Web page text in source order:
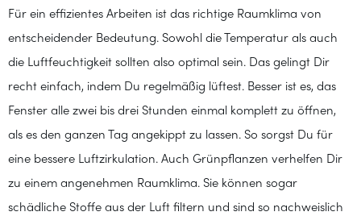
Für ein effizientes Arbeiten ist das richtige Raumklima von
entscheidender Bedeutung. Sowohl die Temperatur als auch
die Luftfeuchtigkeit sollten also optimal sein. Das gelingt Dir
recht einfach, indem Du regelmäßig lüftest. Besser ist es, das
Fenster alle zwei bis drei Stunden einmal komplett zu öffnen,
als es den ganzen Tag angekippt zu lassen. So sorgst Du für
eine bessere Luftzirkulation. Auch Grünpflanzen verhelfen Dir
zu einem angenehmen Raumklima. Sie können sogar
schädliche Stoffe aus der Luft filtern und sind so nachweislich